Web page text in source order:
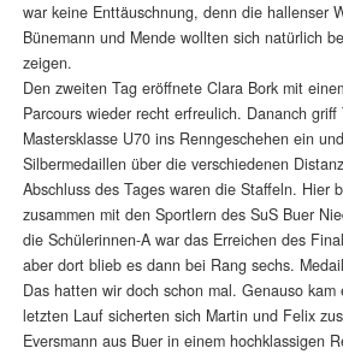
war keine Enttäuschnung, denn die hallenser
Bünemann und Mende wollten sich natürlich
zeigen.
Den zweiten Tag eröffnete Clara Bork mit
Parcours wieder recht erfreulich. Dananch
Mastersklasse U70 ins Renngeschehen ein
Silbermedaillen über die verschiedenen
Abschluss des Tages waren die Staffeln. Hier
zusammen mit den Sportlern des SuS Buer
die Schülerinnen-A war das Erreichen des
aber dort blieb es dann bei Rang sechs.
Das hatten wir doch schon mal. Genauso
letzten Lauf sicherten sich Martin und Felix
Eversmann aus Buer in einem hochklassigen